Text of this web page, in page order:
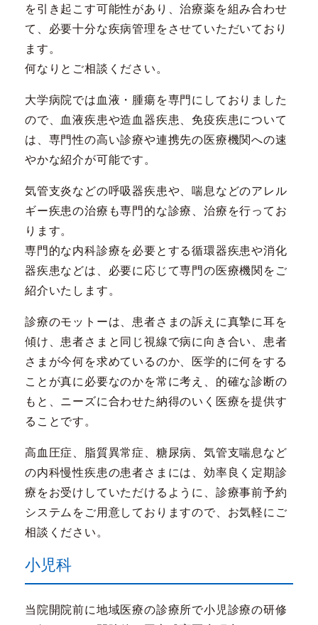
を引き起こす可能性があり、治療薬を組み合わせ
て、必要十分な疾病管理をさせていただいており
ます。
何なりとご相談ください。
大学病院では血液・腫瘍を専門にしておりました
ので、血液疾患や造血器疾患、免疫疾患について
は、専門性の高い診療や連携先の医療機関への速
やかな紹介が可能です。
気管支炎などの呼吸器疾患や、喘息などのアレル
ギー疾患の治療も専門的な診療、治療を行ってお
ります。
専門的な内科診療を必要とする循環器疾患や消化
器疾患などは、必要に応じて専門の医療機関をご
紹介いたします。
診療のモットーは、患者さまの訴えに真摯に耳を
傾け、患者さまと同じ視線で病に向き合い、患者
さまが今何を求めているのか、医学的に何をする
ことが真に必要なのかを常に考え、的確な診断の
もと、ニーズに合わせた納得のいく医療を提供す
ることです。
高血圧症、脂質異常症、糖尿病、気管支喘息など
の内科慢性疾患の患者さまには、効率良く定期診
療をお受けしていただけるように、診療事前予約
システムをご用意しておりますので、お気軽にご
相談ください。
小児科
当院開院前に地域医療の診療所で小児診療の研修